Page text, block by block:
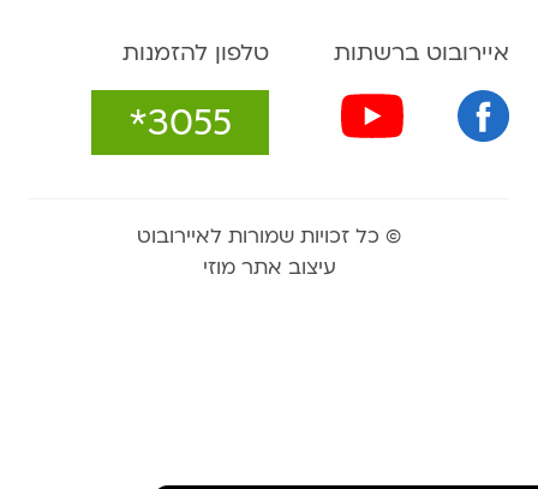
איירובוט ברשתות טלפון להזמנות
*3055
© כל זכויות שמורות לאיירובוט
עיצוב אתר מוזי